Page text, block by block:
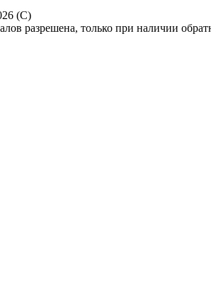
(С)
разрешена, только при наличии